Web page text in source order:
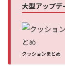
大型アップデ
クッションまとめ